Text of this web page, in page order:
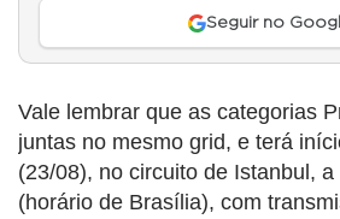
Seguir no
Vale lembrar que as categorias
juntas no mesmo grid, e terá
(23/08), no circuito de Istanbul,
(horário de Brasília), com